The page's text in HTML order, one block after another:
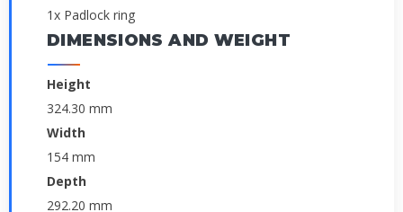
1x Padlock ring
DIMENSIONS AND WEIGHT
Height
324.30 mm
Width
154 mm
Depth
292.20 mm